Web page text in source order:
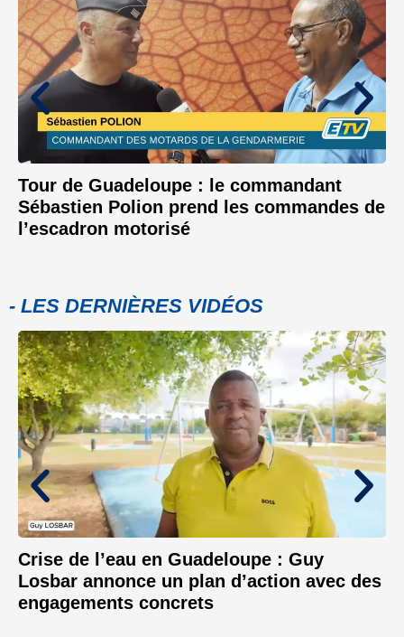
Tour de Guadeloupe : le commandant
Sébastien Polion prend les commandes de
l’escadron motorisé
- LES DERNIÈRES VIDÉOS
Crise de l’eau en Guadeloupe : Guy
Losbar annonce un plan d’action avec des
engagements concrets